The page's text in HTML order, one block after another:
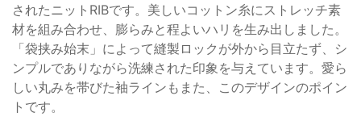
されたニットRIBです。美しいコットン糸にストレッチ素
材を組み合わせ、膨らみと程よいハリを生み出しました。
「袋挟み始末」によって縫製ロックが外から目立たず、シ
ンプルでありながら洗練された印象を与えています。愛ら
しい丸みを帯びた袖ラインもまた、このデザインのポイン
トです。